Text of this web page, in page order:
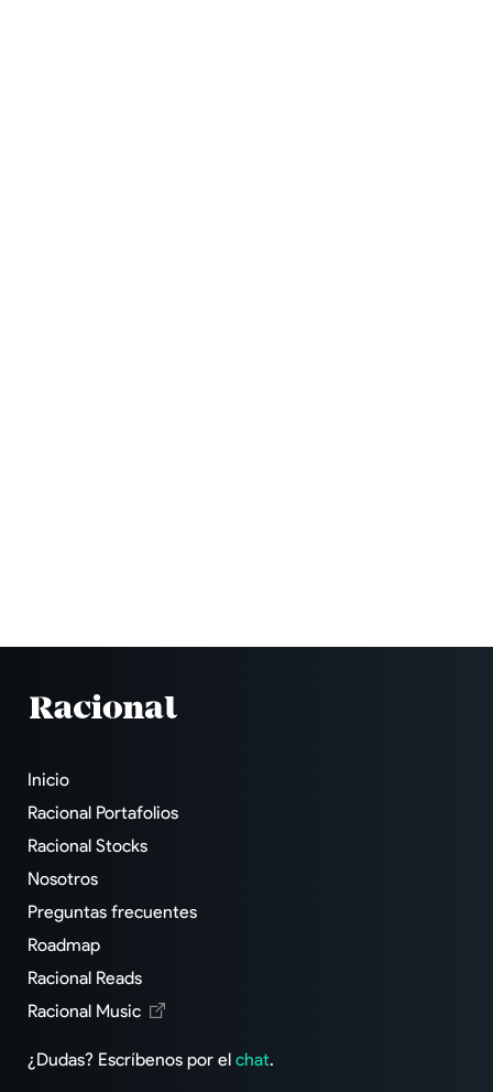
Inicio
Racional Portafolios
Racional Stocks
Nosotros
Preguntas frecuentes
Roadmap
Racional Reads
Racional Music
¿Dudas? Escríbenos por el chat.